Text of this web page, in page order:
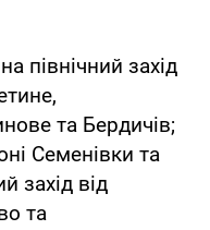
північний захід
та Бердичів;
Семенівки та
захід від
та